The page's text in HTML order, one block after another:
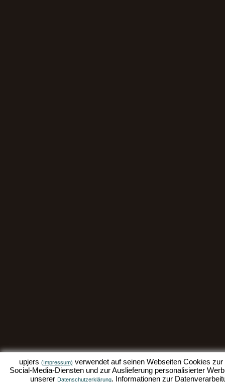
upjers (Impressum) verwendet auf seinen Webseiten Cookies
Social-Media-Diensten und zur Auslieferung personalisierter
unserer Datenschutzerklärung. Informationen zur